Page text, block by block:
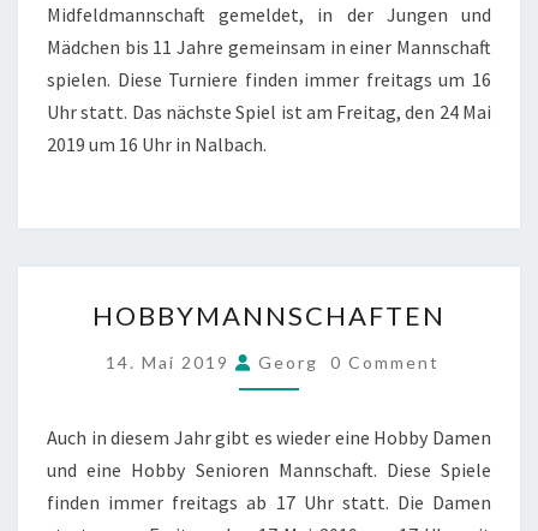
Midfeldmannschaft gemeldet, in der Jungen und
Mädchen bis 11 Jahre gemeinsam in einer Mannschaft
spielen. Diese Turniere finden immer freitags um 16
Uhr statt. Das nächste Spiel ist am Freitag, den 24 Mai
2019 um 16 Uhr in Nalbach.
HOBBYMANNSCHAFTEN
14. Mai 2019 Georg COMMENTS
0 Comment
Auch in diesem Jahr gibt es wieder eine Hobby Damen
und eine Hobby Senioren Mannschaft. Diese Spiele
finden immer freitags ab 17 Uhr statt. Die Damen